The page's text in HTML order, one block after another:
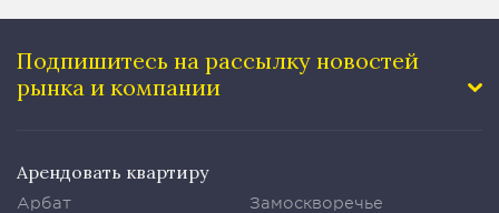
Подпишитесь на рассылку новостей
рынка и компании
Арендовать квартиру
Арбат
Замоскворечье